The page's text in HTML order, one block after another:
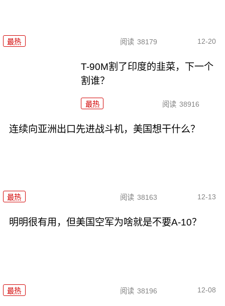
最热 阅读 38179 12-20
T-90M割了印度的韭菜，下一个
割谁？
最热 阅读 38916
连续向亚洲出口先进战斗机，美国想干什么？
最热 阅读 38163 12-13
明明很有用，但美国空军为啥就是不要A-10？
最热 阅读 38196 12-08